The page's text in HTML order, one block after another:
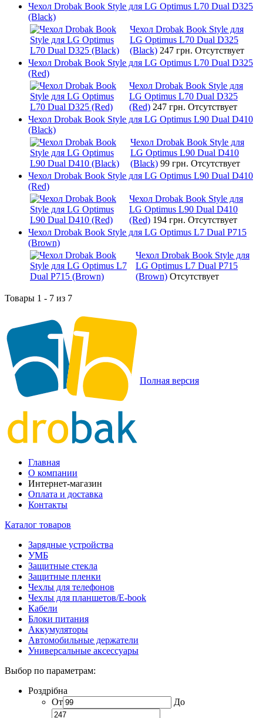
Чехол Drobak Book Style для LG Optimus L70 Dual D325
(Black)
Чехол Drobak Book Style для
LG Optimus L70 Dual D325
(Black) 247 грн. Отсутствует
Чехол Drobak Book Style для LG Optimus L70 Dual D325
(Red)
Чехол Drobak Book Style для
LG Optimus L70 Dual D325
(Red) 247 грн. Отсутствует
Чехол Drobak Book Style для LG Optimus L90 Dual D410
(Black)
Чехол Drobak Book Style для
LG Optimus L90 Dual D410
(Black) 99 грн. Отсутствует
Чехол Drobak Book Style для LG Optimus L90 Dual D410
(Red)
Чехол Drobak Book Style для
LG Optimus L90 Dual D410
(Red) 194 грн. Отсутствует
Чехол Drobak Book Style для LG Optimus L7 Dual P715
(Brown)
Чехол Drobak Book Style для
LG Optimus L7 Dual P715
(Brown) Отсутствует
Товары 1 - 7 из 7
Полная версия
Главная
О компании
Интернет-магазин
Оплата и доставка
Контакты
Каталог товаров
Зарядные устройства
УМБ
Защитные стекла
Защитные пленки
Чехлы для телефонов
Чехлы для планшетов/E-book
Кабели
Блоки питания
Аккумуляторы
Автомобильные держатели
Универсальные аксессуары
Выбор по параметрам:
Роздрібна
От
До